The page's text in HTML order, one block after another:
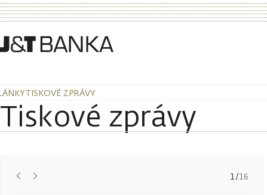
TISKOVÉ ZPRÁVY
Tiskové zprávy
1/16
Předchozí